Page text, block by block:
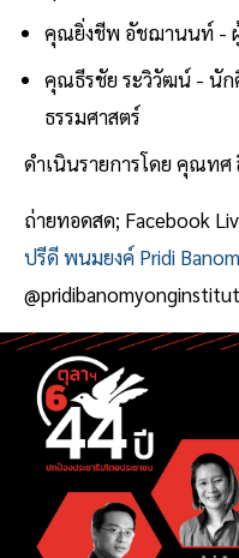
คุณยิ่งชีพ อัชฌานนท์ - ผู้
คุณธีรชัย ระวิวัฒน์ - นัก
ธรรมศาสตร์
ดำเนินรายการโดย คุณทศ
ถ่ายทอดสด; Facebook
ปรีดี พนมยงค์ Pridi